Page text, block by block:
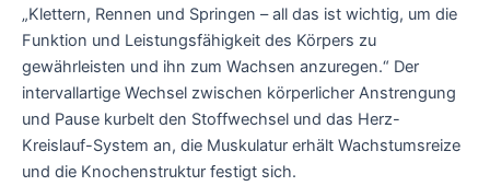
„Klettern, Rennen und Springen – all das ist wichtig, um die
Funktion und Leistungsfähigkeit des Körpers zu
gewährleisten und ihn zum Wachsen anzuregen.“ Der
intervallartige Wechsel zwischen körperlicher Anstrengung
und Pause kurbelt den Stoffwechsel und das Herz-
Kreislauf-System an, die Muskulatur erhält Wachstumsreize
und die Knochenstruktur festigt sich.